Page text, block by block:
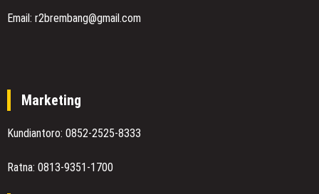
Email: r2brembang@gmail.com
Marketing
Kundiantoro: 0852-2525-8333
Ratna: 0813-9351-1700